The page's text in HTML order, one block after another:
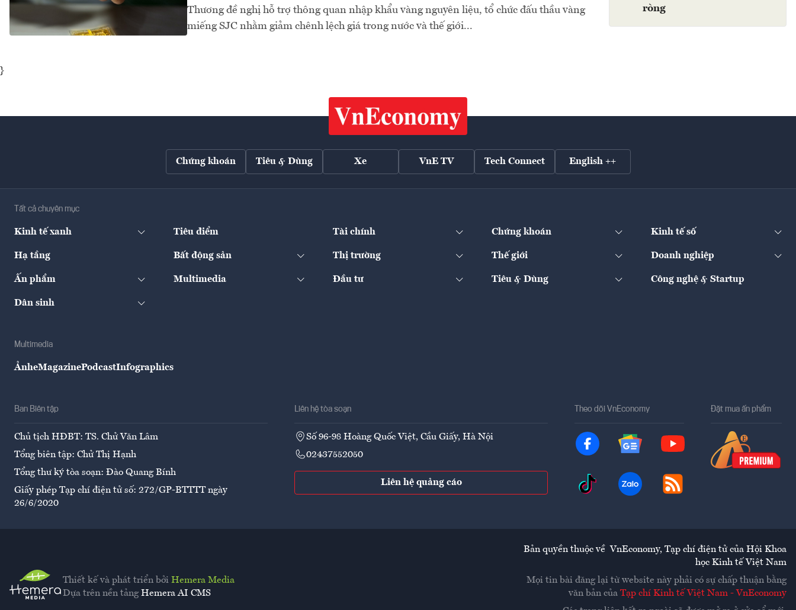
Thương đề nghị hỗ trợ thông quan nhập khẩu vàng nguyên liệu, tổ chức đấu thầu vàng
miếng SJC nhằm giảm chênh lệch giá trong nước và thế giới...
ròng
}
Chứng khoán Tiêu & Dùng Xe VnE TV Tech Connect English ++
Tất cả chuyên mục
Kinh tế xanh Tiêu điểm Tài chính Chứng khoán Kinh tế số
Hạ tầng Bất động sản Thị trường Thế giới Doanh nghiệp
Ấn phẩm Multimedia Đầu tư Tiêu & Dùng Công nghệ & Startup
Dân sinh
Multimedia
ẢnheMagazinePodcastInfographics
Ban Biên tập
Chủ tịch HĐBT: TS. Chử Văn Lâm
Tổng biên tập: Chử Thị Hạnh
Tổng thư ký tòa soạn: Đào Quang Bính
Giấy phép Tạp chí điện tử số: 272/GP-BTTTT ngày
26/6/2020
Liên hệ tòa soạn
Số 96-98 Hoàng Quốc Việt, Cầu Giấy, Hà Nội
02437552050
Liên hệ quảng cáo
Theo dõi VnEconomy Đặt mua ấn phẩm
Thiết kế và phát triển bởi Hemera Media
Dựa trên nền tảng Hemera AI CMS
Bản quyền thuộc về VnEconomy, Tạp chí điện tử của Hội Khoa
học Kinh tế Việt Nam
Mọi tin bài đăng lại từ website này phải có sự chấp thuận bằng
văn bản của Tạp chí Kinh tế Việt Nam - VnEconomy